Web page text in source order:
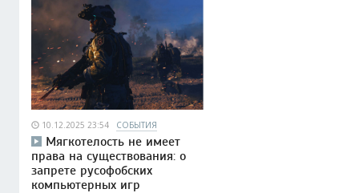
10.12.2025 23:54 СОБЫТИЯ
Мягкотелость не имеет
права на существования: о
запрете русофобских
компьютерных игр